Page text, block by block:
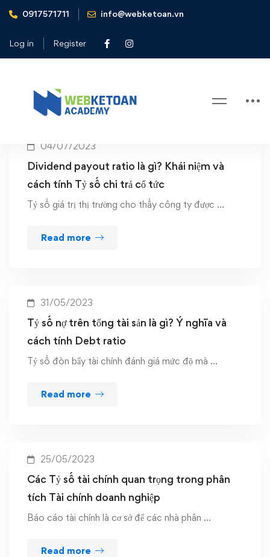
0917571711 info@webketoan.vn
Log in Register
Home Financial leverage ratios
Tag: Financial leverage ratios
04/07/2023
Dividend payout ratio là gì? Khái niệm và
cách tính Tỷ số chi trả cổ tức
Tỷ số giá trị thị trường cho thấy công ty được …
Read more
31/05/2023
Tỷ số nợ trên tổng tài sản là gì? Ý nghĩa và
cách tính Debt ratio
Tỷ số đòn bẩy tài chính đánh giá mức độ mà …
Read more
25/05/2023
Các Tỷ số tài chính quan trọng trong phân
tích Tài chính doanh nghiệp
Báo cáo tài chính là cơ sở để các nhà phân …
Read more